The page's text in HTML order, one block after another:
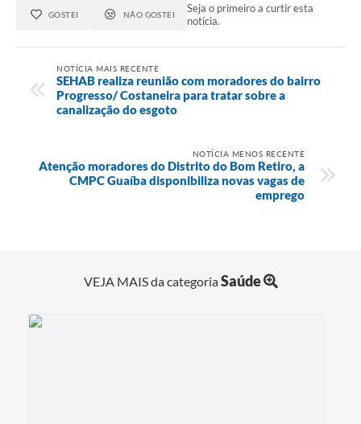
GOSTEI NÃO GOSTEI
Seja o primeiro a curtir esta
notícia.
NOTÍCIA MAIS RECENTE
SEHAB realiza reunião com moradores do bairro
Progresso/ Costaneira para tratar sobre a
canalização do esgoto
NOTÍCIA MENOS RECENTE
Atenção moradores do Distrito do Bom Retiro, a
CMPC Guaíba disponibiliza novas vagas de
emprego
VEJA MAIS da categoriaSaúde